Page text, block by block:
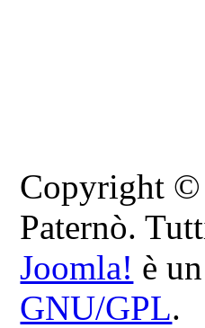
Copyright ©
Paternò.
Joomla! è
GNU/GPL.